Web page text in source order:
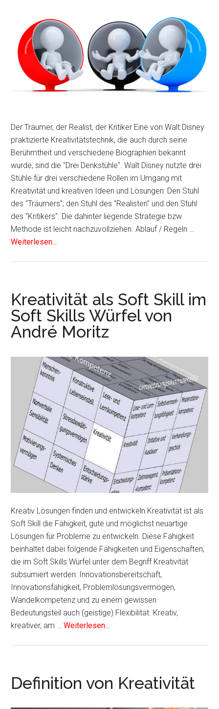
Der Träumer, der Realist, der Kritiker Eine von Walt Disney
praktizierte Kreativitätstechnik, die auch durch seine
Berühmtheit und verschiedene Biographien bekannt
wurde, sind die "Drei Denkstühle". Walt Disney nutzte drei
Stühle für drei verschiedene Rollen im Umgang mit
Kreativität und kreativen Ideen und Lösungen: Den Stuhl
des "Träumers", den Stuhl des "Realisten" und den Stuhl
des "Kritikers". Die dahinter liegende Strategie bzw.
Methode ist leicht nachzuvollziehen. Ablauf / Regeln …
Weiterlesen...
Kreativität als Soft Skill im
Soft Skills Würfel von
André Moritz
Kreativ Lösungen finden und entwickeln Kreativität ist als
Soft Skill die Fähigkeit, gute und möglichst neuartige
Lösungen für Probleme zu entwickeln. Diese Fähigkeit
beinhaltet dabei folgende Fähigkeiten und Eigenschaften,
die im Soft Skills Würfel unter dem Begriff Kreativität
subsumiert werden: Innovationsbereitschaft,
Innovationsfähigkeit, Problemlösungsvermögen,
Wandelkompetenz und zu einem gewissen
Bedeutungsteil auch (geistige) Flexibilität. Kreativ,
kreativer, am …Weiterlesen...
Definition von Kreativität